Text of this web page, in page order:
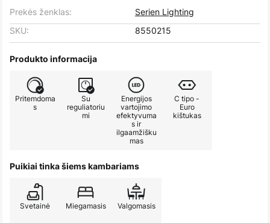
Prekės ženklas:
Serien Lighting
SKU:
8550215
Produkto informacija
Pritemdoma
s
Su
reguliatoriu
mi
Energijos
vartojimo
efektyvuma
s ir
ilgaamžišku
mas
C tipo -
Euro
kištukas
Puikiai tinka šiems kambariams
Svetainė Miegamasis Valgomasis